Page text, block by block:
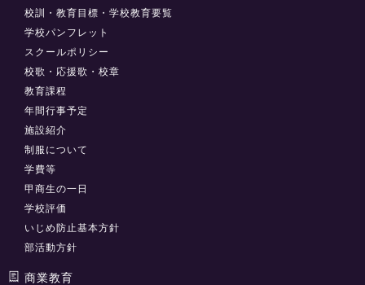
校訓・教育目標・学校教育要覧
学校パンフレット
スクールポリシー
校歌・応援歌・校章
教育課程
年間行事予定
施設紹介
制服について
学費等
甲商生の一日
学校評価
いじめ防止基本方針
部活動方針
商業教育